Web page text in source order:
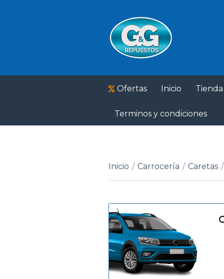
Ofertas Inicio Tienda
Terminos y condiciones
Inicio / Carrocería / Caretas /